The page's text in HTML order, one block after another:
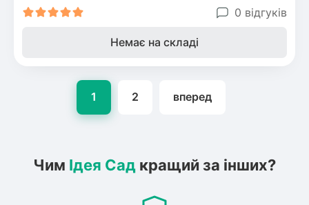
0 відгуків
Немає на складі
1 2 вперед
Чим Ідея Сад кращий за інших?